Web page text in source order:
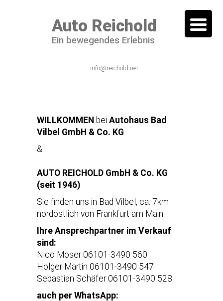
Auto Reichold
Ein bewegendes Erlebnis
info@reichold.net
WILLKOMMEN bei Autohaus Bad
Vilbel GmbH & Co. KG
&
AUTO REICHOLD GmbH & Co. KG
(seit 1946)
Sie finden uns in Bad Vilbel, ca. 7km
nordöstlich von Frankfurt am Main
Ihre Ansprechpartner im Verkauf
sind:
Nico Möser 06101-3490 560
Holger Martin 06101-3490 547
Sebastian Schäfer 06101-3490 528
auch per WhatsApp: